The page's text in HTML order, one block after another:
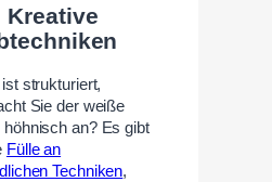
Kreative
ist strukturiert,
Sie der weiße
höhnisch an? Es gibt
Fülle an
Techniken,